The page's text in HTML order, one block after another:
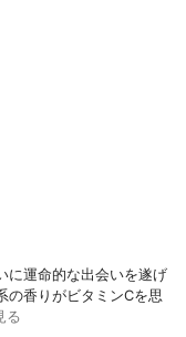
に運命的な出会いを遂げ
の香りがビタミンCを思
る